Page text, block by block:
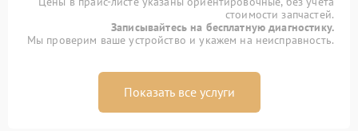
стоимости запчастей.
Записывайтесь на бесплатную диагностику.
Мы проверим ваше устройство и укажем на неисправность.
Показать все услуги